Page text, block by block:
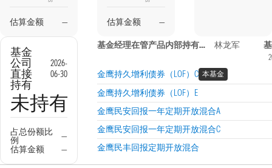
估算金额 — 估算金额 —
基金
公司
直接
持有
2026-
06-30
未持有
占总份额比
例
—
估算金额
—
基金经理在管产品内部持有信息 林龙军
金鹰持久增利债券（LOF）C 本基金
金鹰持久增利债券（LOF）E
金鹰民安回报一年定期开放混合A
金鹰民安回报一年定期开放混合C
金鹰民丰回报定期开放混合